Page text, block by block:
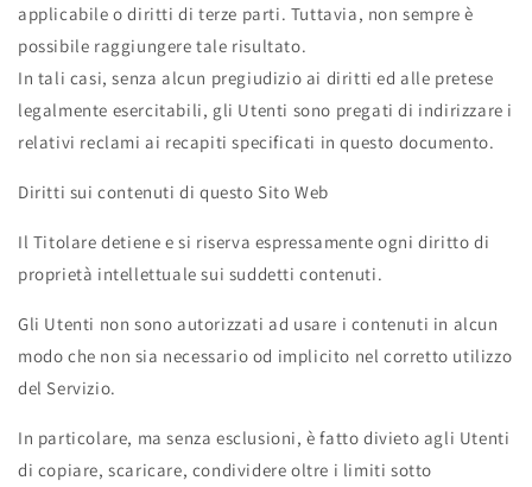
applicabile o diritti di terze parti. Tuttavia, non sempre è
possibile raggiungere tale risultato.
In tali casi, senza alcun pregiudizio ai diritti ed alle pretese
legalmente esercitabili, gli Utenti sono pregati di indirizzare i
relativi reclami ai recapiti specificati in questo documento.
Diritti sui contenuti di questo Sito Web
Il Titolare detiene e si riserva espressamente ogni diritto di
proprietà intellettuale sui suddetti contenuti.
Gli Utenti non sono autorizzati ad usare i contenuti in alcun
modo che non sia necessario od implicito nel corretto utilizzo
del Servizio.
In particolare, ma senza esclusioni, è fatto divieto agli Utenti
di copiare, scaricare, condividere oltre i limiti sotto